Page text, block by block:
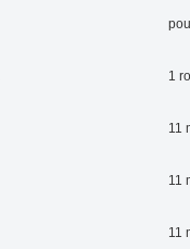
1
11
11
11